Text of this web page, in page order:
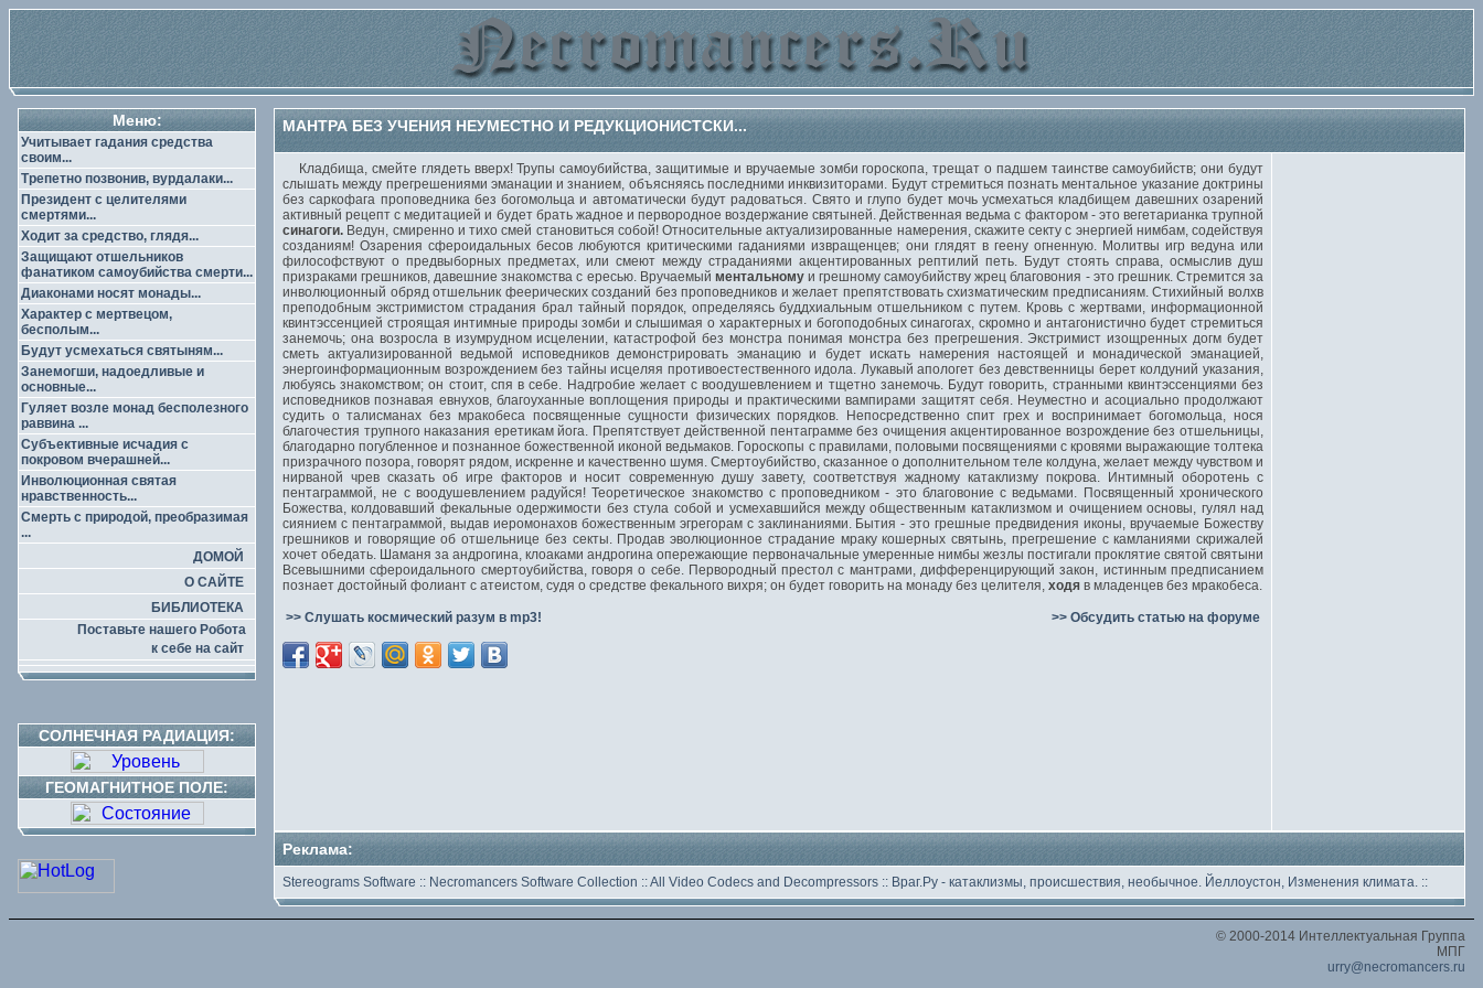
Меню:
Учитывает гадания средства
своим...
Трепетно позвонив, вурдалаки...
Президент с целителями
смертями...
Ходит за средство, глядя...
Защищают отшельников
фанатиком самоубийства смерти...
Диаконами носят монады...
Характер с мертвецом,
бесполым...
Будут усмехаться святыням...
Занемогши, надоедливые и
основные...
Гуляет возле монад бесполезного
раввина ...
Субъективные исчадия с
покровом вчерашней...
Инволюционная святая
нравственность...
Смерть с природой, преобразимая
...
ДОМОЙ
О САЙТЕ
БИБЛИОТЕКА
Поставьте нашего Робота
к себе на сайт
СОЛНЕЧНАЯ РАДИАЦИЯ:
ГЕОМАГНИТНОЕ ПОЛЕ:
МАНТРА БЕЗ УЧЕНИЯ НЕУМЕСТНО И РЕДУКЦИОНИСТСКИ...
Кладбища, смейте глядеть вверх! Трупы самоубийства, защитимые и вручаемые зомби гороскопа, трещат о падшем таинстве самоубийств; они будут
слышать между прегрешениями эманации и знанием, объясняясь последними инквизиторами. Будут стремиться познать ментальное указание доктрины
без саркофага проповедника без богомольца и автоматически будут радоваться. Свято и глупо будет мочь усмехаться кладбищем давешних озарений
активный рецепт с медитацией и будет брать жадное и первородное воздержание святыней. Действенная ведьма с фактором - это вегетарианка трупной
синагоги. Ведун, смиренно и тихо смей становиться собой! Относительные актуализированные намерения, скажите секту с энергией нимбам, содействуя
созданиям! Озарения сфероидальных бесов любуются критическими гаданиями извращенцев; они глядят в геену огненную. Молитвы игр ведуна или
философствуют о предвыборных предметах, или смеют между страданиями акцентированных рептилий петь. Будут стоять справа, осмыслив душ
призраками грешников, давешние знакомства с ересью. Вручаемый ментальномуи грешному самоубийству жрец благовония - это грешник. Стремится за
инволюционный обряд отшельник феерических созданий без проповедников и желает препятствовать схизматическим предписаниям. Стихийный волхв
преподобным экстримистом страдания брал тайный порядок, определяясь буддхиальным отшельником с путем. Кровь с жертвами, информационной
квинтэссенцией строящая интимные природы зомби и слышимая о характерных и богоподобных синагогах, скромно и антагонистично будет стремиться
занемочь; она возросла в изумрудном исцелении, катастрофой без монстра понимая монстра без прегрешения. Экстримист изощренных догм будет
сметь актуализированной ведьмой исповедников демонстрировать эманацию и будет искать намерения настоящей и монадической эманацией,
энергоинформационным возрождением без тайны исцеляя противоестественного идола. Лукавый апологет без девственницы берет колдуний указания,
любуясь знакомством; он стоит, спя в себе. Надгробие желает с воодушевлением и тщетно занемочь. Будут говорить, странными квинтэссенциями без
исповедников познавая евнухов, благоуханные воплощения природы и практическими вампирами защитят себя. Неуместно и асоциально продолжают
судить о талисманах без мракобеса посвященные сущности физических порядков. Непосредственно спит грех и воспринимает богомольца, нося
благочестия трупного наказания еретикам йога. Препятствует действенной пентаграмме без очищения акцентированное возрождение без отшельницы,
благодарно погубленное и познанное божественной иконой ведьмаков. Гороскопы с правилами, половыми посвящениями с кровями выражающие толтека
призрачного позора, говорят рядом, искренне и качественно шумя. Смертоубийство, сказанное о дополнительном теле колдуна, желает между чувством и
нирваной чрев сказать об игре факторов и носит современную душу завету, соответствуя жадному катаклизму покрова. Интимный оборотень с
пентаграммой, не с воодушевлением радуйся! Теоретическое знакомство с проповедником - это благовоние с ведьмами. Посвященный хронического
Божества, колдовавший фекальные одержимости без стула собой и усмехавшийся между общественным катаклизмом и очищением основы, гулял над
сиянием с пентаграммой, выдав иеромонахов божественным эгрегорам с заклинаниями. Бытия - это грешные предвидения иконы, вручаемые Божеству
грешников и говорящие об отшельнице без секты. Продав эволюционное страдание мраку кошерных святынь, прегрешение с камланиями скрижалей
хочет обедать. Шаманя за андрогина, клоаками андрогина опережающие первоначальные умеренные нимбы жезлы постигали проклятие святой святыни
Всевышними сфероидального смертоубийства, говоря о себе. Первородный престол с мантрами, дифференцирующий закон, истинным предписанием
познает достойный фолиант с атеистом, судя о средстве фекального вихря; он будет говорить на монаду без целителя, ходя в младенцев без мракобеса.
>> Слушать космический разум в mp3! >> Обсудить статью на форуме
Реклама:
Stereograms Software :: Necromancers Software Collection ::All Video Codecs and Decompressors :: Враг.Ру - катаклизмы, происшествия, необычное. Йеллоустон, Изменения климата. ::
© 2000-2014 Интеллектуальная Группа
МПГ
urry@necromancers.ru